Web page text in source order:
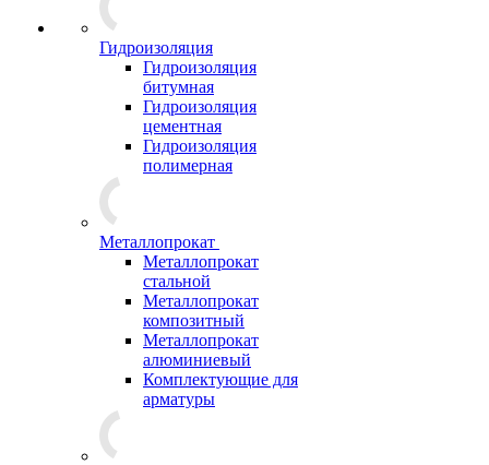
Гидроизоляция
Гидроизоляция
битумная
Гидроизоляция
цементная
Гидроизоляция
полимерная
Металлопрокат
Металлопрокат
стальной
Металлопрокат
композитный
Металлопрокат
алюминиевый
Комплектующие для
арматуры